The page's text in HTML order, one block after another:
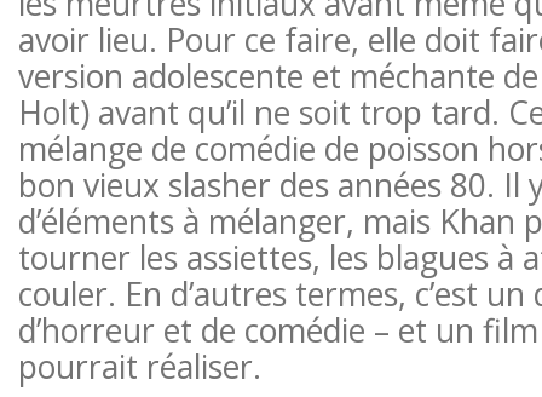
avoir lieu. Pour ce faire, elle doit
version adolescente et méchante
Holt) avant qu’il ne soit trop tard.
mélange de comédie de poisson
bon vieux slasher des années 80. Il
d’éléments à mélanger, mais Khan
tourner les assiettes, les blagues à
couler. En d’autres termes, c’est
d’horreur et de comédie – et un film
pourrait réaliser.